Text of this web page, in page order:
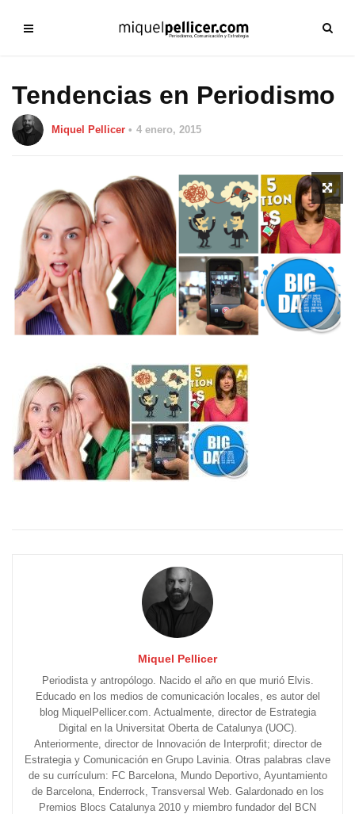
Tendencias en Periodismo
Miquel Pellicer 4 enero, 2015
Miquel Pellicer
Periodista y antropólogo. Nacido el año en que murió Elvis.
Educado en los medios de comunicación locales, es autor del
blog MiquelPellicer.com. Actualmente, director de Estrategia
Digital en la Universitat Oberta de Catalunya (UOC).
Anteriormente, director de Innovación de Interprofit; director de
Estrategia y Comunicación en Grupo Lavinia. Otras palabras clave
de su currículum: FC Barcelona, Mundo Deportivo, Ayuntamiento
de Barcelona, Enderrock, Transversal Web. Galardonado en los
Premios Blocs Catalunya 2010 y miembro fundador del BCN